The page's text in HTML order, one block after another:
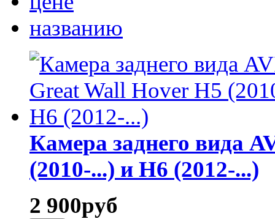
названию
Камера заднего вида
(2010-...) и H6 (2012-...)
2 900руб